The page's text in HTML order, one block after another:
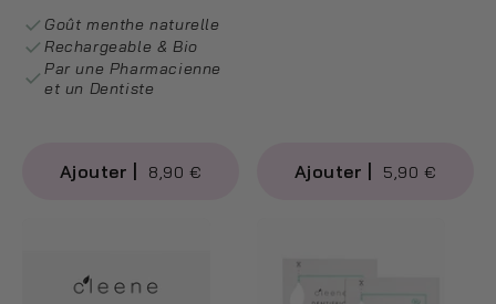
Goût menthe naturelle
Rechargeable & Bio
Par une Pharmacienne
et un Dentiste
8,90 € 5,90 €